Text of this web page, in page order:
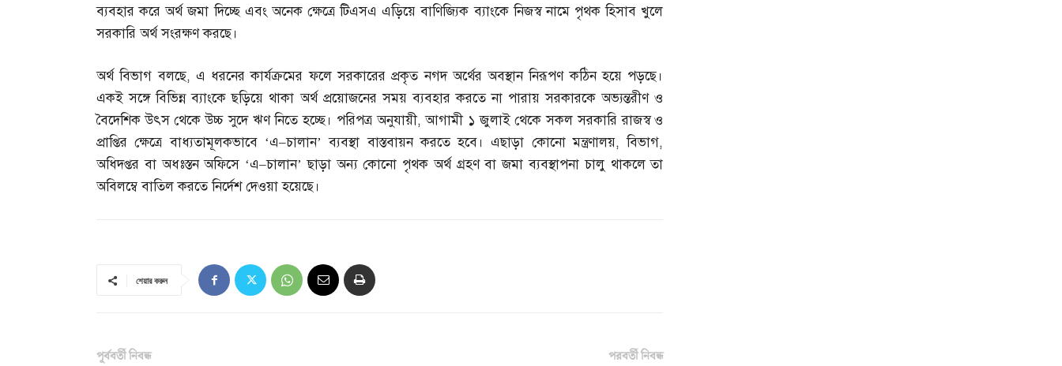
ব্যবহার করে অর্থ জমা দিচ্ছে এবং অনেক ক্ষেত্রে টিএসএ এড়িয়ে বাণিজ্যিক ব্যাংকে নিজস্ব নামে পৃথক হিসাব খুলে
সরকারি অর্থ সংরক্ষণ করছে।
অর্থ বিভাগ বলছে, এ ধরনের কার্যক্রমের ফলে সরকারের প্রকৃত নগদ অর্থের অবস্থান নিরূপণ কঠিন হয়ে পড়ছে।
একই সঙ্গে বিভিন্ন ব্যাংকে ছড়িয়ে থাকা অর্থ প্রয়োজনের সময় ব্যবহার করতে না পারায় সরকারকে অভ্যন্তরীণ ও
বৈদেশিক উৎস থেকে উচ্চ সুদে ঋণ নিতে হচ্ছে। পরিপত্র অনুযায়ী,আগামী ১ জুলাই থেকে সকল সরকারি রাজস্ব ও
প্রাপ্তির ক্ষেত্রে বাধ্যতামূলকভাবে ‘এ–চালান’ ব্যবস্থা বাস্তবায়ন করতে হবে। এছাড়া কোনো মন্ত্রণালয়,বিভাগ,
অধিদপ্তর বা অধঃস্তন অফিসে ‘এ–চালান’ ছাড়া অন্য কোনো পৃথক অর্থ গ্রহণ বা জমা ব্যবস্থাপনা চালু থাকলে তা
অবিলম্বে বাতিল করতে নির্দেশ দেওয়া হয়েছে।
শেয়ার করুন
পূর্ববর্তী নিবন্ধ
পরবর্তী নিবন্ধ